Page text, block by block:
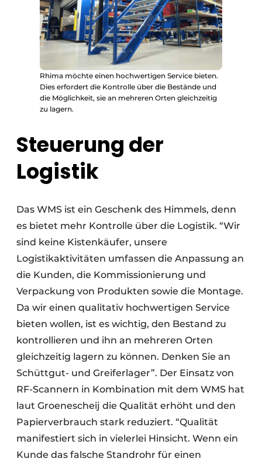
Rhima möchte einen hochwertigen Service bieten.
Dies erfordert die Kontrolle über die Bestände und
die Möglichkeit, sie an mehreren Orten gleichzeitig
zu lagern.
Steuerung der
Logistik
Das WMS ist ein Geschenk des Himmels, denn
es bietet mehr Kontrolle über die Logistik. “Wir
sind keine Kistenkäufer, unsere
Logistikaktivitäten umfassen die Anpassung an
die Kunden, die Kommissionierung und
Verpackung von Produkten sowie die Montage.
Da wir einen qualitativ hochwertigen Service
bieten wollen, ist es wichtig, den Bestand zu
kontrollieren und ihn an mehreren Orten
gleichzeitig lagern zu können. Denken Sie an
Schüttgut- und Greiferlager”. Der Einsatz von
RF-Scannern in Kombination mit dem WMS hat
laut Groenescheij die Qualität erhöht und den
Papierverbrauch stark reduziert. “Qualität
manifestiert sich in vielerlei Hinsicht. Wenn ein
Kunde das falsche Standrohr für einen